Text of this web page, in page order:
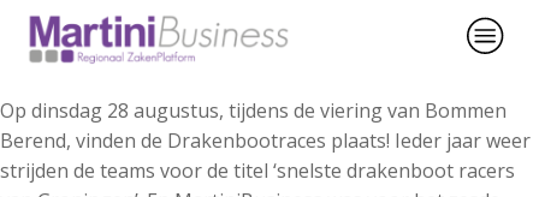
Op dinsdag 28 augustus, tijdens de viering van Bommen
Berend, vinden de Drakenbootraces plaats! Ieder jaar weer
strijden de teams voor de titel ‘snelste drakenboot racers